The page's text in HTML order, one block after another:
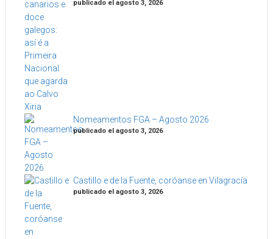
publicado el agosto 3, 2026
Nomeamentos FGA – Agosto 2026
publicado el agosto 3, 2026
Castillo e de la Fuente, coróanse en Vilagracía
publicado el agosto 3, 2026